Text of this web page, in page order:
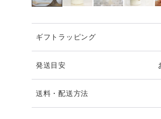
ギフトラッピング
発送目安
発送は通常2、3日以内（土日祝日
送料・配送方法